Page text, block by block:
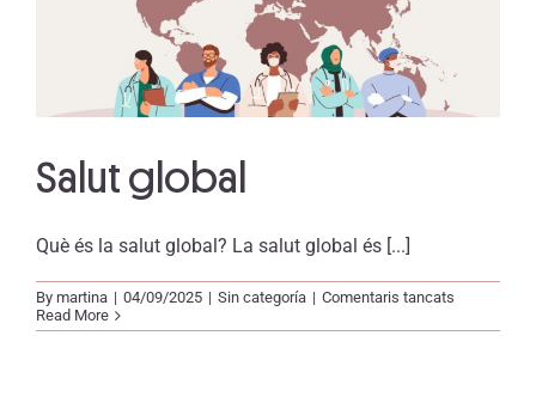
Salut global
Què és la salut global? La salut global és [...]
By martina | 04/09/2025 | Sin categoría | Comentaris tancats
global
Read More